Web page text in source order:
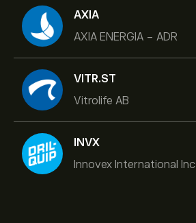
AXIA
AXIA ENERGIA - ADR
VITR.ST
Vitrolife AB
INVX
Innovex International Inc